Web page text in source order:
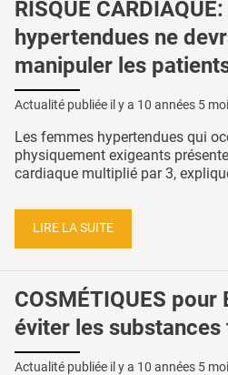
RISQUE
hypertendues ne
manipuler les
Actualité publiée il y a 10 années 5
Les femmes hypertendues qui
physiquement exigeants
cardiaque multiplié par 3,
LIRE LA SUITE
COSMÉTIQUES pour
éviter les substances
Actualité publiée il y a 10 années 5